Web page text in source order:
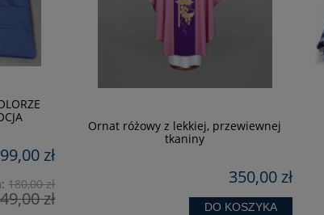
99,00 zł
180,00 zł
zł
Ornat różowy z lekkiej, przewiewnej
tkaniny
350,00 zł
DO KOSZYKA